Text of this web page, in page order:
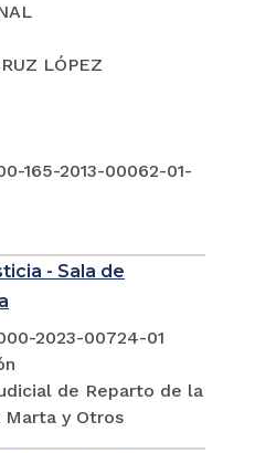
LÓPEZ
165-2013-00062-01-
- Sala de
2023-00724-01
de Reparto de la
Marta y Otros